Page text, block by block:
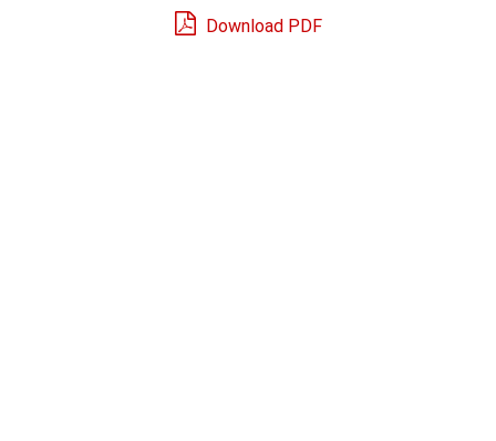
Download PDF